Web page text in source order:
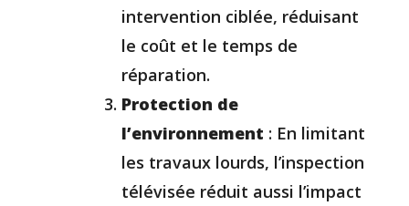
intervention ciblée, réduisant
le coût et le temps de
réparation.
Protection de
l’environnement : En limitant
les travaux lourds, l’inspection
télévisée réduit aussi l’impact